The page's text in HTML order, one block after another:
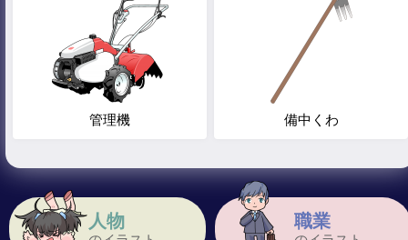
人物 職業
管理機 備中くわ